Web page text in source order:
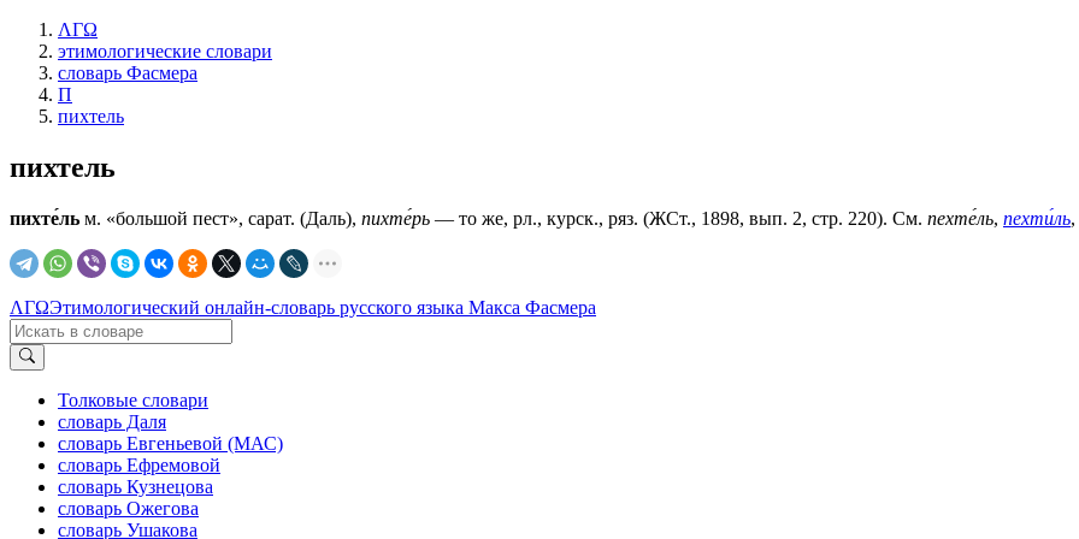
ΛΓΩ
этимологические словари
словарь Фасмера
П
пихтель
пихтель
пихте́ль м. «большой пест», сарат. (Даль), пихте́рь — то же, рл., курск., ряз. (ЖСт., 1898, вып. 2, стр. 220). См. пехте́ль, пехти́ль,
ΛΓΩЭтимологический онлайн-словарь русского языка Макса Фасмера
Толковые словари
словарь Даля
словарь Евгеньевой (МАС)
словарь Ефремовой
словарь Кузнецова
словарь Ожегова
словарь Ушакова